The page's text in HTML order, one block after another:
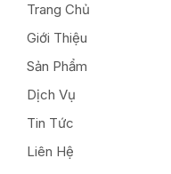
Trang Chủ
Giới Thiệu
Sản Phẩm
Dịch Vụ
Tin Tức
Liên Hệ